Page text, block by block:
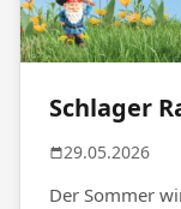
Schlager
29.05.2026
Der Sommer